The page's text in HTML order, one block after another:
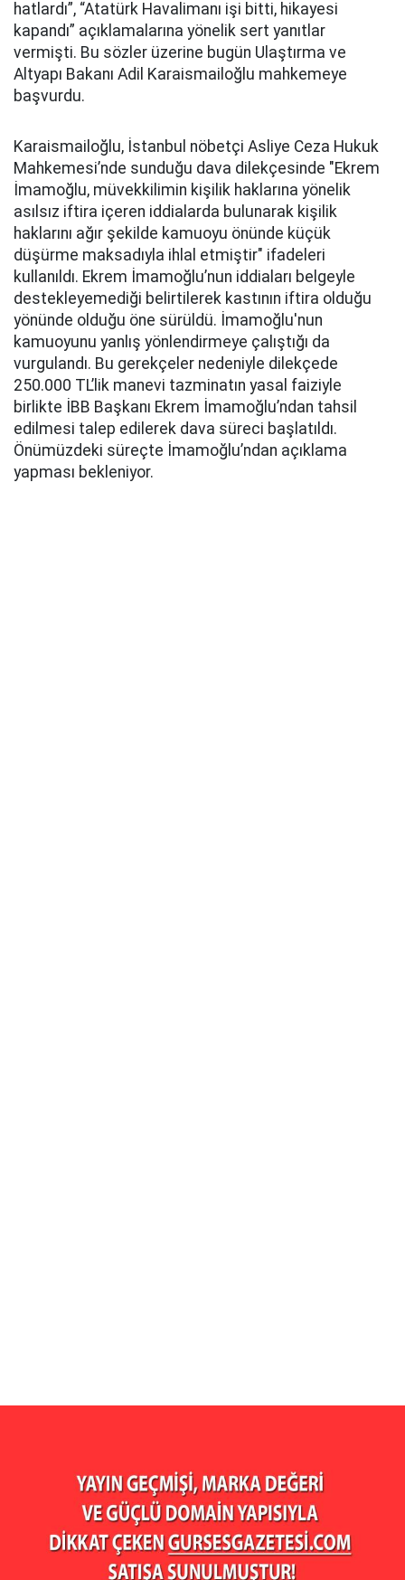
hatlardı”, “Atatürk Havalimanı işi bitti, hikayesi
kapandı” açıklamalarına yönelik sert yanıtlar
vermişti. Bu sözler üzerine bugün Ulaştırma ve
Altyapı Bakanı Adil Karaismailoğlu mahkemeye
başvurdu.
Karaismailoğlu, İstanbul nöbetçi Asliye Ceza Hukuk
Mahkemesi’nde sunduğu dava dilekçesinde "Ekrem
İmamoğlu, müvekkilimin kişilik haklarına yönelik
asılsız iftira içeren iddialarda bulunarak kişilik
haklarını ağır şekilde kamuoyu önünde küçük
düşürme maksadıyla ihlal etmiştir" ifadeleri
kullanıldı. Ekrem İmamoğlu’nun iddiaları belgeyle
destekleyemediği belirtilerek kastının iftira olduğu
yönünde olduğu öne sürüldü. İmamoğlu'nun
kamuoyunu yanlış yönlendirmeye çalıştığı da
vurgulandı. Bu gerekçeler nedeniyle dilekçede
250.000 TL’lik manevi tazminatın yasal faiziyle
birlikte İBB Başkanı Ekrem İmamoğlu’ndan tahsil
edilmesi talep edilerek dava süreci başlatıldı.
Önümüzdeki süreçte İmamoğlu’ndan açıklama
yapması bekleniyor.